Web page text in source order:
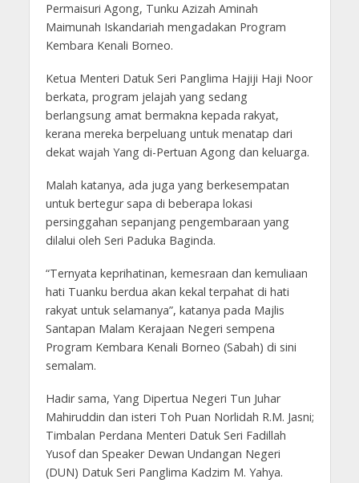
Permaisuri Agong, Tunku Azizah Aminah
Maimunah Iskandariah mengadakan Program
Kembara Kenali Borneo.
Ketua Menteri Datuk Seri Panglima Hajiji Haji Noor
berkata, program jelajah yang sedang
berlangsung amat bermakna kepada rakyat,
kerana mereka berpeluang untuk menatap dari
dekat wajah Yang di-Pertuan Agong dan keluarga.
Malah katanya, ada juga yang berkesempatan
untuk bertegur sapa di beberapa lokasi
persinggahan sepanjang pengembaraan yang
dilalui oleh Seri Paduka Baginda.
“Ternyata keprihatinan, kemesraan dan kemuliaan
hati Tuanku berdua akan kekal terpahat di hati
rakyat untuk selamanya”, katanya pada Majlis
Santapan Malam Kerajaan Negeri sempena
Program Kembara Kenali Borneo (Sabah) di sini
semalam.
Hadir sama, Yang Dipertua Negeri Tun Juhar
Mahiruddin dan isteri Toh Puan Norlidah R.M. Jasni;
Timbalan Perdana Menteri Datuk Seri Fadillah
Yusof dan Speaker Dewan Undangan Negeri
(DUN) Datuk Seri Panglima Kadzim M. Yahya.